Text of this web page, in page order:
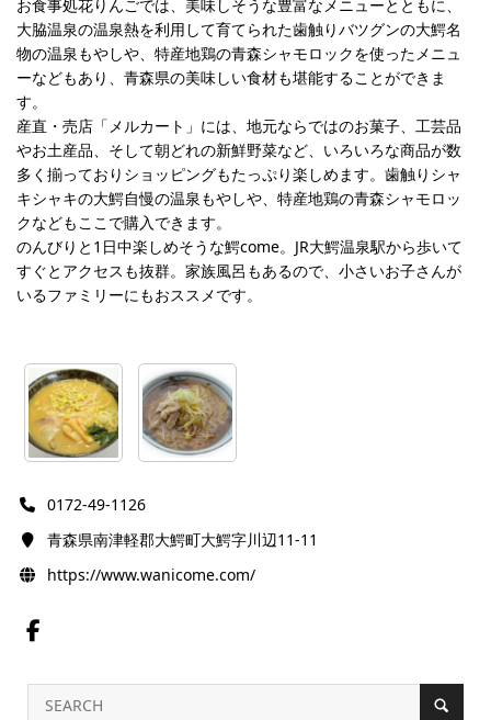
お食事処花りんごでは、美味しそうな豊富なメニューとともに、
大脇温泉の温泉熱を利用して育てられた歯触りバツグンの大鰐名
物の温泉もやしや、特産地鶏の青森シャモロックを使ったメニュ
ーなどもあり、青森県の美味しい食材も堪能することができま
す。
産直・売店「メルカート」には、地元ならではのお菓子、工芸品
やお土産品、そして朝どれの新鮮野菜など、いろいろな商品が数
多く揃っておりショッピングもたっぷり楽しめます。歯触りシャ
キシャキの大鰐自慢の温泉もやしや、特産地鶏の青森シャモロッ
クなどもここで購入できます。
のんびりと1日中楽しめそうな鰐come。JR大鰐温泉駅から歩いて
すぐとアクセスも抜群。家族風呂もあるので、小さいお子さんが
いるファミリーにもおススメです。
0172-49-1126
青森県南津軽郡大鰐町大鰐字川辺11-11
https://www.wanicome.com/